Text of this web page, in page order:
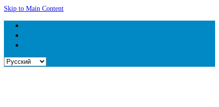
Skip to Main Content
Выбрать